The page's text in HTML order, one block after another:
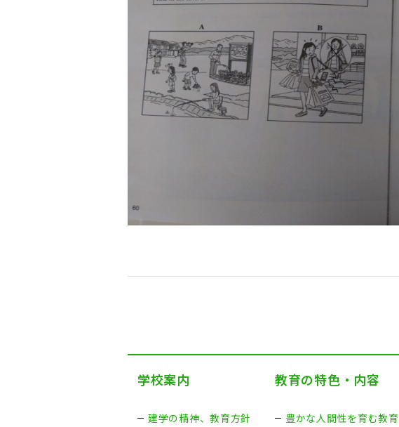
学校案内
建学の精神、教育方針
教育の特色・内容
豊かな人間性を育む教育